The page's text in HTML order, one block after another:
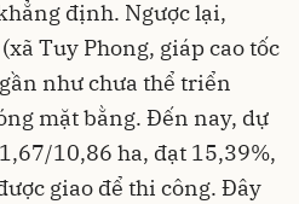
định. Ngược lại,
Tuy Phong, giáp cao tốc
như chưa thể triển
mặt bằng. Đến nay, dự
10,86 ha, đạt 15,39%,
giao để thi công. Đây